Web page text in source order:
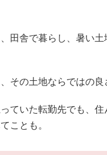
田舎で暮らし、暑い土
その土地ならではの良
ていた転勤先でも、住
ことも。